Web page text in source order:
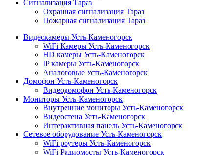
Сигнализация Тараз
Охранная сигнализация Тараз
Пожарная сигнализация Тараз
Видеокамеры Усть-Каменогорск
WiFi Камеры Усть-Каменогорск
HD камеры Усть-Каменогорск
IP камеры Усть-Каменогорск
Аналоговые Усть-Каменогорск
Домофон Усть-Каменогорск
Видеодомофон Усть-Каменогорск
Мониторы Усть-Каменогорск
Внутренние мониторы Усть-Каменогорск
Видеостена Усть-Каменогорск
Интерактивная панель Усть-Каменогорск
Сетевое оборудование Усть-Каменогорск
WiFi роутеры Усть-Каменогорск
WiFi Радиомосты Усть-Каменогорск